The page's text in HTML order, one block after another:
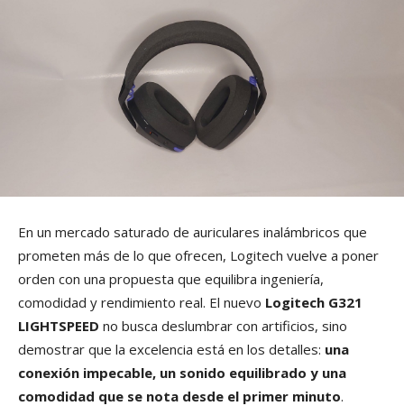
En un mercado saturado de auriculares inalámbricos que
prometen más de lo que ofrecen, Logitech vuelve a poner
orden con una propuesta que equilibra ingeniería,
comodidad y rendimiento real. El nuevo Logitech G321
LIGHTSPEED no busca deslumbrar con artificios, sino
demostrar que la excelencia está en los detalles: una
conexión impecable, un sonido equilibrado y una
comodidad que se nota desde el primer minuto.